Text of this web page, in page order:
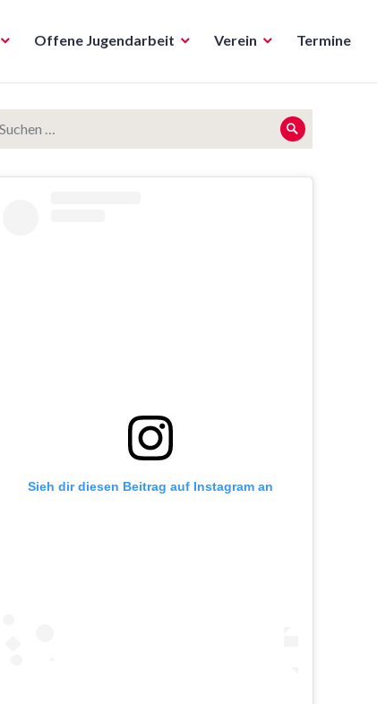
Offene Jugendarbeit Verein Termine
Suche
Sieh dir diesen Beitrag auf Instagram an